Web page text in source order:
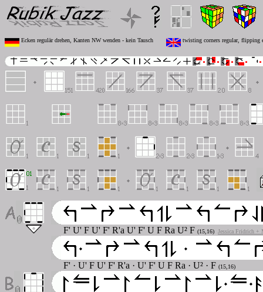
Ecken regulär drehen, Kanten NW wenden - kein Tausch twisting corners regular, flipping
F' U' F U' F' R'a U' F' U F Ra U² F (15,16) Jessica Fridrich +
F' · U' F U' F' R'a · U' F' U F Ra · U² · F (15,16)